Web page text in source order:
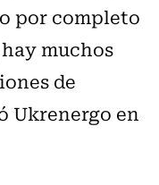
por completo
muchos
de
Ukrenergo en